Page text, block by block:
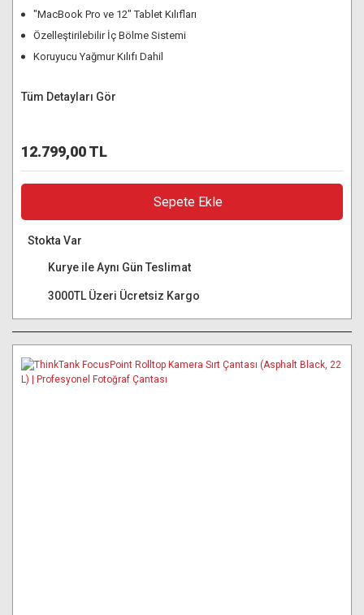
"MacBook Pro ve 12" Tablet Kılıfları
Özelleştirilebilir İç Bölme Sistemi
Koruyucu Yağmur Kılıfı Dahil
Tüm Detayları Gör
12.799,00 TL
Sepete Ekle
Stokta Var
Kurye ile Aynı Gün Teslimat
3000TL Üzeri Ücretsiz Kargo